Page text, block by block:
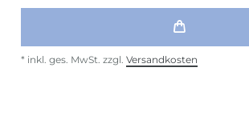
* inkl. ges. MwSt. zzgl. Versandkosten